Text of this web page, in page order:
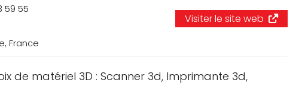
Scanners 3D
59 55
Visiter le site web
France
de matériel 3D : Scanner 3d, Imprimante 3d,